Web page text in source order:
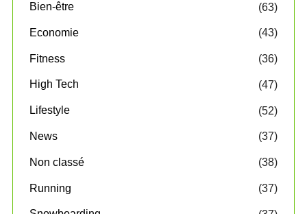
Bien-être (63)
Economie (43)
Fitness (36)
High Tech (47)
Lifestyle (52)
News (37)
Non classé (38)
Running (37)